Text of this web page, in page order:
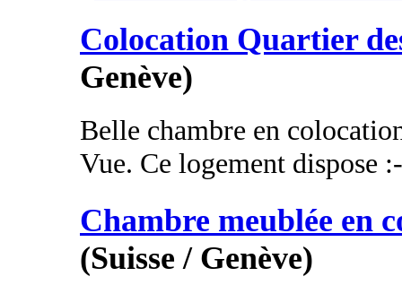
Colocation Quartier
Genève)
Belle chambre en
Vue. Ce logement dispose
Chambre meublée en
(Suisse / Genève)